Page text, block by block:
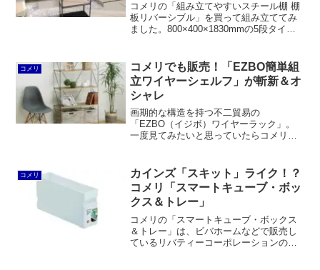
コメリの「組み立てやすいスチール棚 棚
板リバーシブル」を買って組み立ててみ
ました。800×400×1830mmの5段タイプ
シ。棚板はリバーシブルなうえにフラッ
トで使い勝手も良し。ただし、二人じゃ
ないと組み立ては難しいですし、ゴムハ
ンマーで叩く際の金属音がスゴイです。
コメリ
コメリでも販売！「EZBO簡単組
立ワイヤーシェルフ」が斬新＆オ
シャレ
画期的な構造を持つ不二貿易の
「EZBO（イジボ）ワイヤーラック」。
一度見てみたいと思っていたらコメリか
きました。驚くことに横揺れはほとんど
感じられず、組み立ても分解も簡単、イ
ンテリアとしても良いと思いました。
コメリ
カインズ「スキット」ライク！？
コメリ「スマートキューブ・ボッ
クス＆トレー」
コメリの「スマートキューブ・ボックス
＆トレー」は、ビバホームなどで販売し
ているリバティーコーポレーションの